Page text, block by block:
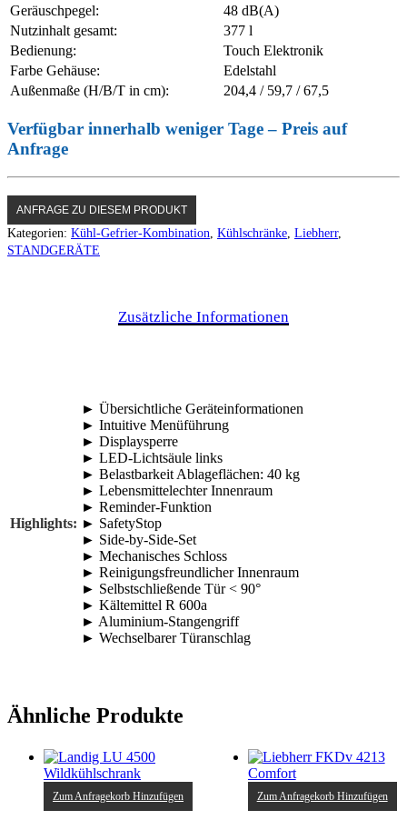
Geräuschpegel:
48 dB(A)
Nutzinhalt gesamt:
377 l
Bedienung:
Touch Elektronik
Farbe Gehäuse:
Edelstahl
Außenmaße (H/B/T in cm):
204,4 / 59,7 / 67,5
Verfügbar innerhalb weniger Tage – Preis auf
Anfrage
ANFRAGE ZU DIESEM PRODUKT
Kategorien: Kühl-Gefrier-Kombination Kühlschränke Liebherr,
STANDGERÄTE
Zusätzliche Informationen
Highlights:
► Übersichtliche Geräteinformationen
► Intuitive Menüführung
► Displaysperre
► LED-Lichtsäule links
► Belastbarkeit Ablageflächen: 40 kg
► Lebensmittelechter Innenraum
► Reminder-Funktion
► SafetyStop
► Side-by-Side-Set
► Mechanisches Schloss
► Reinigungsfreundlicher Innenraum
► Selbstschließende Tür < 90°
► Kältemittel R 600a
► Aluminium-Stangengriff
► Wechselbarer Türanschlag
Ähnliche Produkte
Zum Anfragekorb Hinzufügen Zum Anfragekorb Hinzufügen